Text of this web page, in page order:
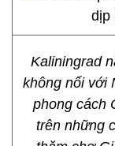
Kaliningrad
không nối với
phong cách
trên những